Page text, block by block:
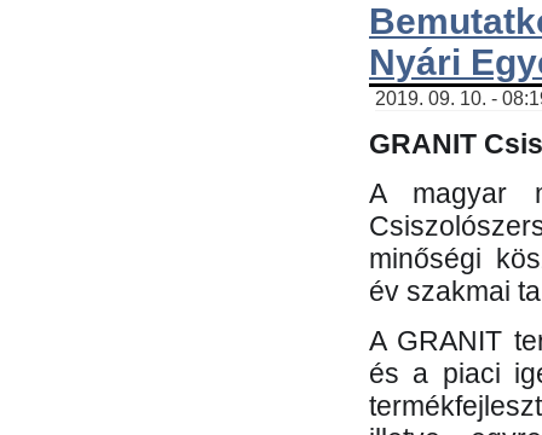
Nyári
2019. 09. 10. -
GRANIT
A magyar
minőségi
év szakmai
A GRANIT
és a piaci